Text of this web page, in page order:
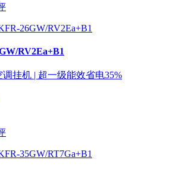
RV2Ea+B1
调挂机 | 超一级能效省电35%